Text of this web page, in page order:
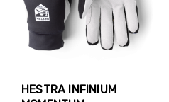
HESTRA INFINIUM